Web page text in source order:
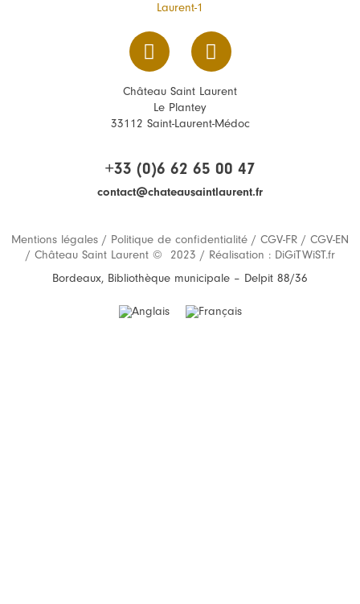
Château Saint Laurent
Le Plantey
33112 Saint-Laurent-Médoc
+33 (0)6 62 65 00 47
contact@chateausaintlaurent.fr
Mentions légales / Politique de confidentialité / CGV-FR / CGV-EN
/ Château Saint Laurent © 2023 / Réalisation : DiGiTWiST.fr
Bordeaux, Bibliothèque municipale – Delpit 88/36